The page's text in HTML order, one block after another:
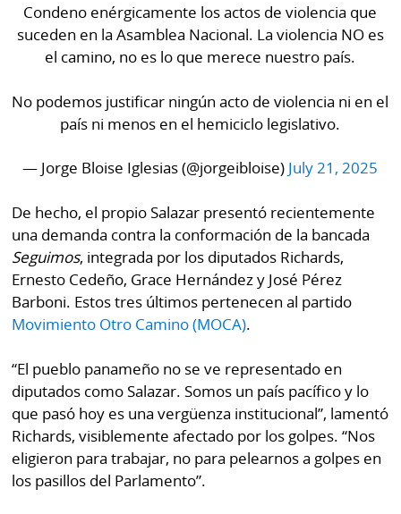
Condeno enérgicamente los actos de violencia que
suceden en la Asamblea Nacional. La violencia NO es
el camino, no es lo que merece nuestro país.
No podemos justificar ningún acto de violencia ni en el
país ni menos en el hemiciclo legislativo.
— Jorge Bloise Iglesias (@jorgeibloise) July 21, 2025
De hecho, el propio Salazar presentó recientemente
una demanda contra la conformación de la bancada
Seguimos, integrada por los diputados Richards,
Ernesto Cedeño, Grace Hernández y José Pérez
Barboni. Estos tres últimos pertenecen al partido
Movimiento Otro Camino (MOCA).
“El pueblo panameño no se ve representado en
diputados como Salazar. Somos un país pacífico y lo
que pasó hoy es una vergüenza institucional”, lamentó
Richards, visiblemente afectado por los golpes. “Nos
eligieron para trabajar, no para pelearnos a golpes en
los pasillos del Parlamento”.